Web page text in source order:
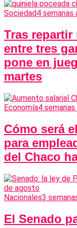
Sociedad4 semanas
Tras repartir
entre tres
pone en
martes
Economía4 semanas
Cómo será
para
del Chaco
Nacionales3
El Senado